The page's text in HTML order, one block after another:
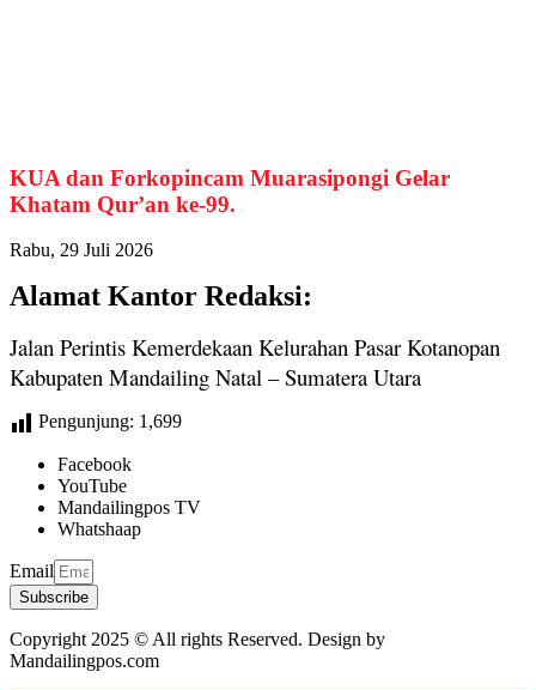
KUA dan Forkopincam Muarasipongi Gelar
Khatam Qur’an ke-99.
Rabu, 29 Juli 2026
Alamat Kantor Redaksi:
Jalan Perintis Kemerdekaan Kelurahan Pasar Kotanopan
Kabupaten Mandailing Natal – Sumatera Utara
Pengunjung: 1,699
Facebook
YouTube
Mandailingpos TV
Whatshaap
Email
Subscribe
Copyright 2025 © All rights Reserved. Design by
Mandailingpos.com